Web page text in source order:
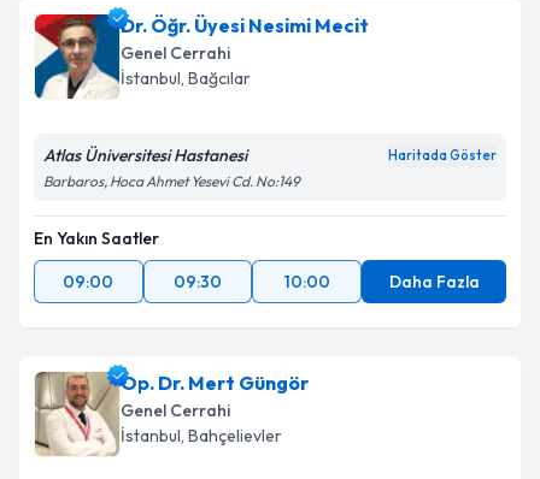
Dr. Öğr. Üyesi Nesimi Mecit
Genel Cerrahi
İstanbul, Bağcılar
Atlas Üniversitesi Hastanesi Haritada Göster
Barbaros, Hoca Ahmet Yesevi Cd. No:149
En Yakın Saatler
09:00
09:30 10:00 Daha Fazla
Op. Dr. Mert Güngör
Genel Cerrahi
İstanbul, Bahçelievler